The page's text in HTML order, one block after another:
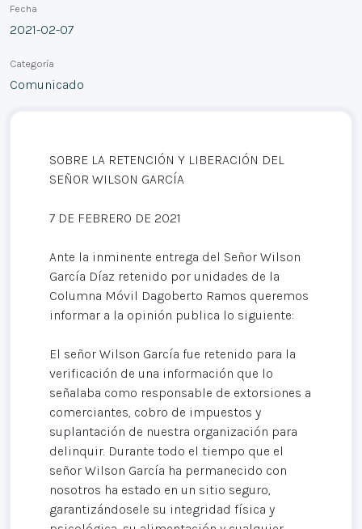
Fecha
2021-02-07
Categoría
Comunicado
SOBRE LA RETENCIÓN Y LIBERACIÓN DEL
SEÑOR WILSON GARCÍA
7 DE FEBRERO DE 2021
Ante la inminente entrega del Señor Wilson
García Díaz retenido por unidades de la
Columna Móvil Dagoberto Ramos queremos
informar a la opinión publica lo siguiente:
El señor Wilson García fue retenido para la
verificación de una información que lo
señalaba como responsable de extorsiones a
comerciantes, cobro de impuestos y
suplantación de nuestra organización para
delinquir. Durante todo el tiempo que el
señor Wilson García ha permanecido con
nosotros ha estado en un sitio seguro,
garantizándosele su integridad física y